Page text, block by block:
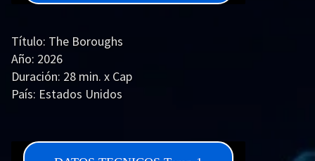
Biográfico
SERIES
Series 720p 2160p 4K SDR
Título: The Boroughs
Año: 2026
Duración: 28 min. x Cap
País: Estados Unidos
Fotografía: Michelle Lawler, Matthew